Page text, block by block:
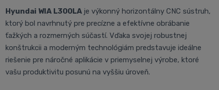
Hyundai WIA L300LA je výkonný horizontálny CNC sústruh,
ktorý bol navrhnutý pre precízne a efektívne obrábanie
ťažkých a rozmerných súčastí. Vďaka svojej robustnej
konštrukcii a moderným technológiám predstavuje ideálne
riešenie pre náročné aplikácie v priemyselnej výrobe, ktoré
vašu produktivitu posunú na vyššiu úroveň.